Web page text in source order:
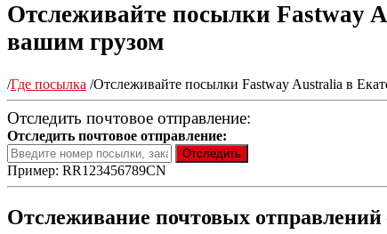
Отслеживайте посылки Fastway
вашим грузом
/Где посылка /Отслеживайте посылки Fastway Australia в
Отследить почтовое отправление:
Отследить почтовое отправление:
Пример: RR123456789CN
Отслеживание почтовых